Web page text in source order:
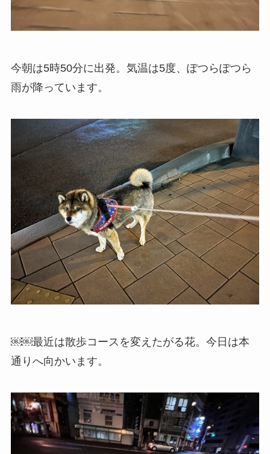
今朝は5時50分に出発。気温は5度、ぽつらぽつら
雨が降っています。
￼￼最近は散歩コースを変えたがる花。今日は本
通りへ向かいます。